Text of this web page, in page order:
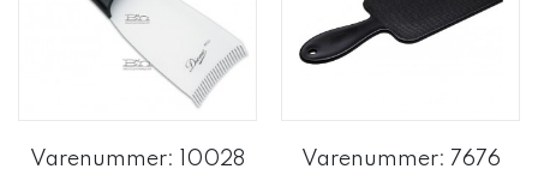
Varenummer: 10028 Varenummer: 7676